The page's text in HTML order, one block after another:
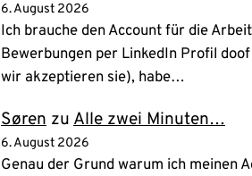
6. August 2026
Ich brauche den Account für die
Bewerbungen per LinkedIn Profil
wir akzeptieren sie), habe…
Søren zu Alle zwei Minuten…
6. August 2026
Genau der Grund warum ich meinen